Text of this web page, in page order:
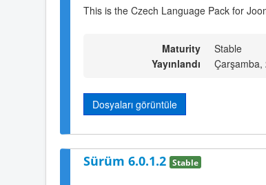
This is the Czech Language Pack for
Maturity
Stable
Yayınlandı
Çarşamba,
Dosyaları görüntüle
Sürüm 6.0.1.2 Stable